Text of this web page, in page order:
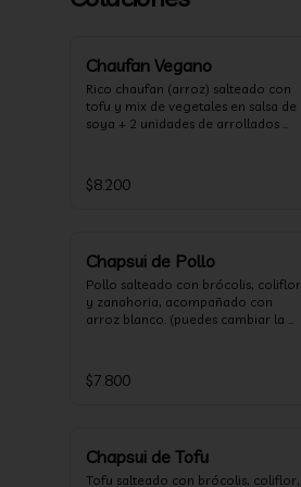
Chaufan Vegano
Rico chaufan (arroz) salteado con
tofu y mix de vegetales en salsa de
soya + 2 unidades de arrollados
$8.200
Chapsui de Pollo
Pollo salteado con brócolis, coliflor
y zanahoria, acompañado con
arroz blanco. (puedes cambiar la
$7.800
Chapsui de Tofu
Tofu salteado con brócolis, coliflor,